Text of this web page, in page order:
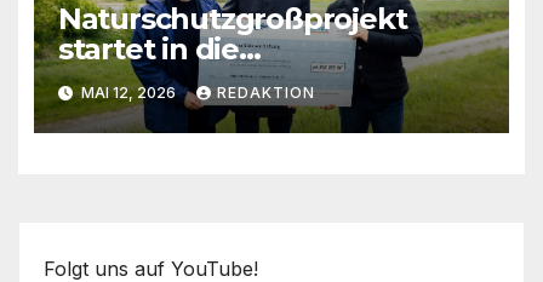
Naturschutzgroßprojekt
startet in die
Umsetzungsphase
MAI 12, 2026 REDAKTION
Folgt uns auf YouTube!